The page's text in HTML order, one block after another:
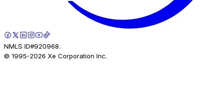
NMLS ID#920968.
© 1995-2026 Xe Corporation Inc.